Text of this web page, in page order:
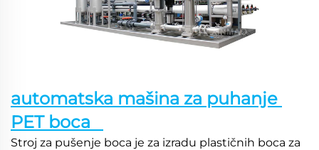
automatska mašina za puhanje
PET boca
Stroj za pušenje boca je za izradu plastičnih boca za